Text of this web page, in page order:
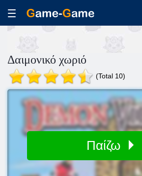
Δαιμονικό χωριό
(Total 10)
Παίζω